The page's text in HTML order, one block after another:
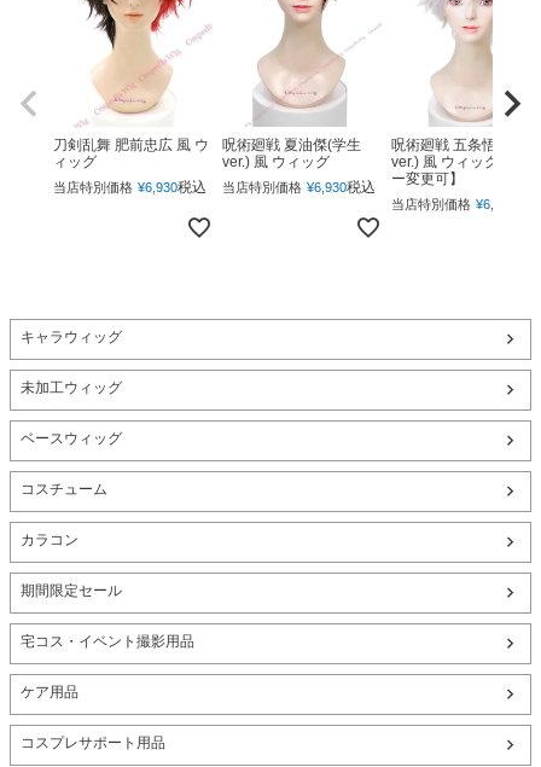
刀剣乱舞 肥前忠広 風 ウ
ィッグ
当店特別価格 ¥6,930税込
呪術廻戦 夏油傑(学生
ver.) 風 ウィッグ
当店特別価格 ¥6,930税込
呪術廻戦 五条悟(下ろ
ver.) 風 ウィッグ 【カ
ー変更可】
当店特別価格 ¥6,930
キャラウィッグ
未加工ウィッグ
ベースウィッグ
コスチューム
カラコン
期間限定セール
宅コス・イベント撮影用品
ケア用品
コスプレサポート用品